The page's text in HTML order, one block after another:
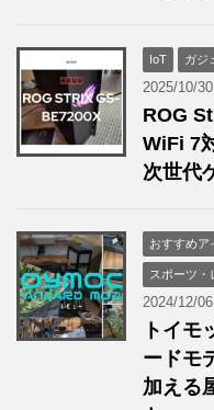
IoT ガジ
2025/10/30
ROG
WiFi 7
次世代
おすすめア
スポーツ・
2024/12/06
トイモ
ードモ
加える